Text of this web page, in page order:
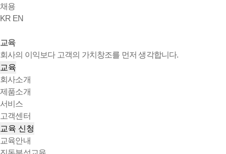
채용
KR EN
교육
회사의 이익보다 고객의 가치창조를 먼저 생각합니다.
교육
회사소개
제품소개
서비스
고객센터
교육 신청
교육안내